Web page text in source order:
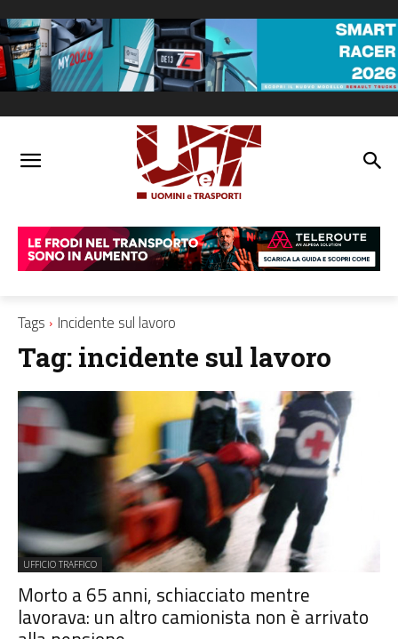
Tags Incidente sul lavoro
Tag: incidente sul lavoro
UFFICIO TRAFFICO
Morto a 65 anni, schiacciato mentre
lavorava: un altro camionista non è arrivato